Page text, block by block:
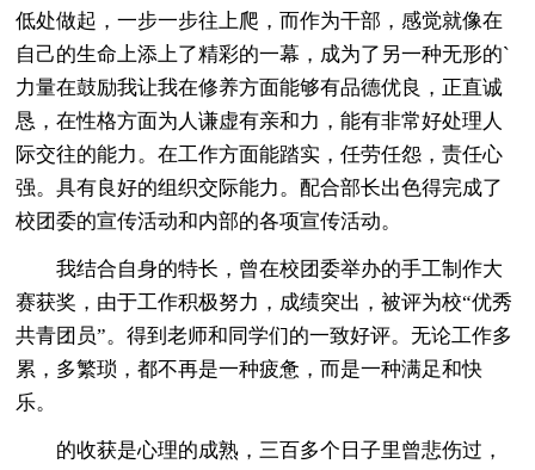
低处做起，一步一步往上爬，而作为干部，感觉就像在
自己的生命上添上了精彩的一幕，成为了另一种无形的`
力量在鼓励我让我在修养方面能够有品德优良，正直诚
恳，在性格方面为人谦虚有亲和力，能有非常好处理人
际交往的能力。在工作方面能踏实，任劳任怨，责任心
强。具有良好的组织交际能力。配合部长出色得完成了
校团委的宣传活动和内部的各项宣传活动。
我结合自身的特长，曾在校团委举办的手工制作大
赛获奖，由于工作积极努力，成绩突出，被评为校“优秀
共青团员”。得到老师和同学们的一致好评。无论工作多
累，多繁琐，都不再是一种疲惫，而是一种满足和快
乐。
的收获是心理的成熟，三百多个日子里曾悲伤过，